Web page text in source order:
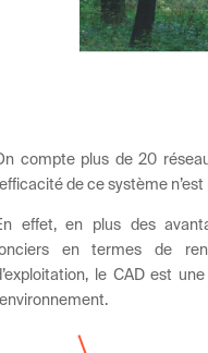
compte plus de 20
de ce système
effet, en plus des
en termes de
le CAD est